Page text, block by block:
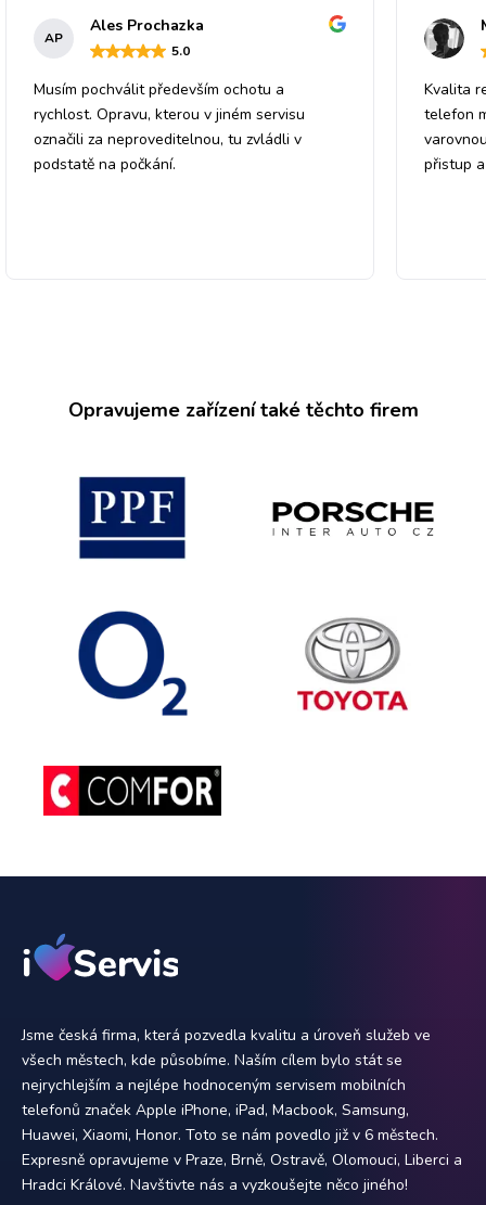
AP
Ales Prochazka
5.0
Musím pochválit především ochotu a
rychlost. Opravu, kterou v jiném servisu
označili za neproveditelnou, tu zvládli v
podstatě na počkání.
Kvalita
telefon
přistup
Opravujeme zařízení také těchto firem
Jsme česká firma, která pozvedla kvalitu a úroveň služeb ve
všech městech, kde působíme. Naším cílem bylo stát se
nejrychlejším a nejlépe hodnoceným servisem mobilních
telefonů značek Apple iPhone, iPad, Macbook, Samsung,
Huawei, Xiaomi, Honor. Toto se nám povedlo již v 6 městech.
Expresně opravujeme v Praze, Brně, Ostravě, Olomouci, Liberci a
Hradci Králové. Navštivte nás a vyzkoušejte něco jiného!